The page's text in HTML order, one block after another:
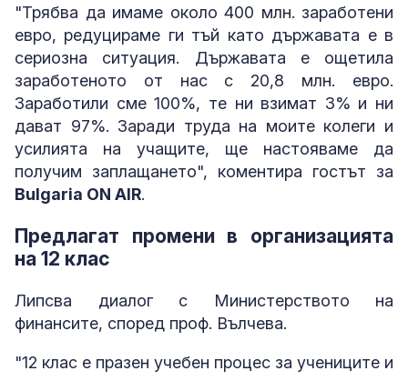
"Трябва да имаме около 400 млн. заработени
евро, редуцираме ги тъй като държавата е в
сериозна ситуация. Държавата е ощетила
заработеното от нас с 20,8 млн. евро.
Заработили сме 100%, те ни взимат 3% и ни
дават 97%. Заради труда на моите колеги и
усилията на учащите, ще настояваме да
получим заплащането", коментира гостът за
Bulgaria ON AIR.
Предлагат промени в организацията
на 12 клас
Липсва диалог с Министерството на
финансите, според проф. Вълчева.
"12 клас е празен учебен процес за учениците и